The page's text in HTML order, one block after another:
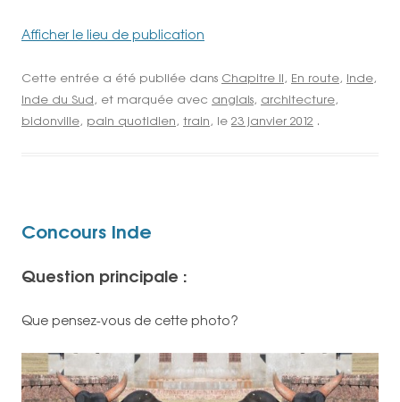
Afficher le lieu de publication
Cette entrée a été publiée dans Chapitre II, En route, Inde,
Inde du Sud, et marquée avec anglais, architecture,
bidonville, pain quotidien, train, le 23 janvier 2012 .
Concours Inde
Question principale :
Que pensez-vous de cette photo?